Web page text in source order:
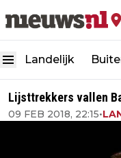
Landelijk
Lijsttrekkers vallen
09 FEB 2018, 22:15•